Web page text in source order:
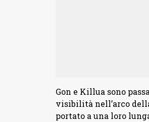
Gon e Killua sono
visibilità nell’arco
portato a una loro